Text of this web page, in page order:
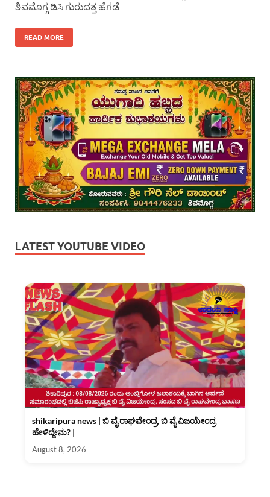
ಶಿವಮೊಗ್ಗ ಡಿಸಿ ಗುರುದತ್ತ ಹೆಗಡೆ
READ MORE
LATEST YOUTUBE VIDEO
shikaripura news | ಬಿ ವೈ ರಾಘವೇಂದ್ರ, ಬಿ ವೈ ವಿಜಯೇಂದ್ರ
ಹೇಳಿದ್ದೇನು? |
August 8, 2026